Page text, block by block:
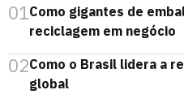
01Como gigantes de
reciclagem em negócio
02Como o Brasil lidera a
global